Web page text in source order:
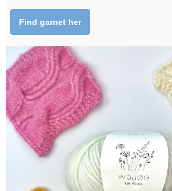
Find garnet her